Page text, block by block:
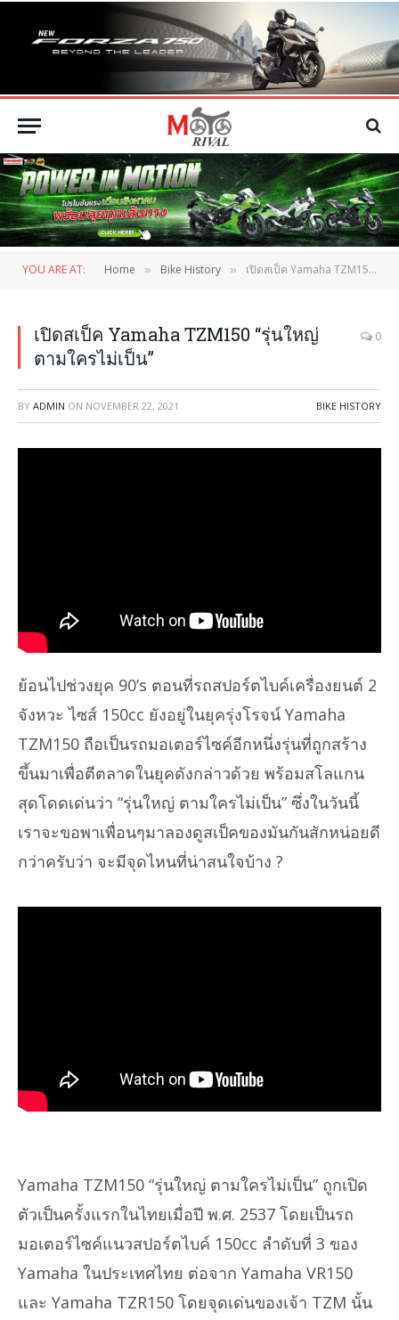
YOU ARE AT: Home » Bike History » เปิดสเป็ค Yamaha TZM150 “รุ่นใหญ่ ตามใครไม่เป็น”
เปิดสเป็ค Yamaha TZM150 “รุ่นใหญ่
ตามใครไม่เป็น”
0
BY ADMIN ON NOVEMBER 22, 2021 BIKE HISTORY
ย้อนไปช่วงยุค 90’s ตอนที่รถสปอร์ตไบค์เครื่องยนต์ 2
จังหวะ ไซส์ 150cc ยังอยู่ในยุครุ่งโรจน์ Yamaha
TZM150 ถือเป็นรถมอเตอร์ไซค์อีกหนึ่งรุ่นที่ถูกสร้าง
ขึ้นมาเพื่อตีตลาดในยุคดังกล่าวด้วย พร้อมสโลแกน
สุดโดดเด่นว่า “รุ่นใหญ่ ตามใครไม่เป็น” ซึ่งในวันนี้
เราจะขอพาเพื่อนๆมาลองดูสเป็คของมันกันสักหน่อยดี
กว่าครับว่า จะมีจุดไหนที่น่าสนใจบ้าง ?
Yamaha TZM150 “รุ่นใหญ่ ตามใครไม่เป็น” ถูกเปิด
ตัวเป็นครั้งแรกในไทยเมื่อปี พ.ศ. 2537 โดยเป็นรถ
มอเตอร์ไซค์แนวสปอร์ตไบค์ 150cc ลำดับที่ 3 ของ
Yamaha ในประเทศไทย ต่อจาก Yamaha VR150
และ Yamaha TZR150 โดยจุดเด่นของเจ้า TZM นั้น